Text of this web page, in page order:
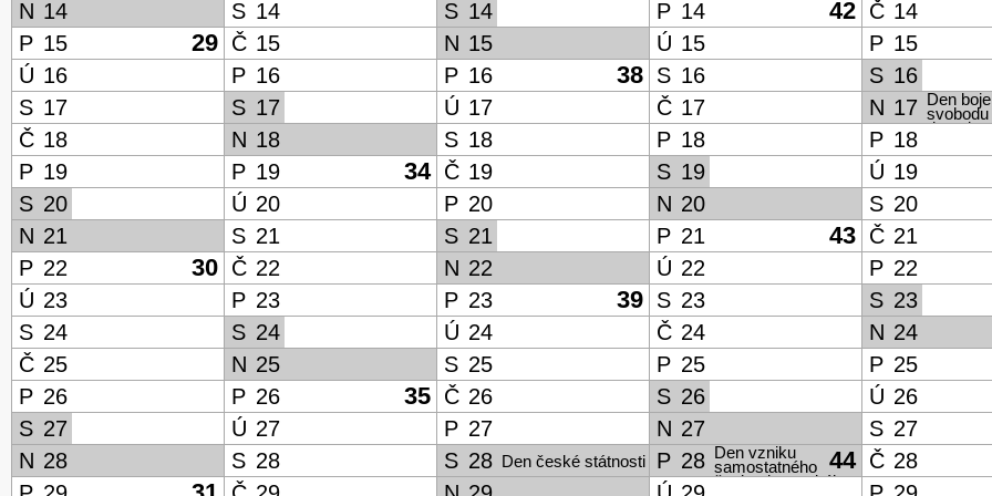
N 14 S 14 S 14 P 14 42 Č 14
P 15 29 Č 15 N 15 Ú 15 P 15
Ú 16 P 16 P 16 38 S 16 S 16
S 17 S 17 Ú 17 Č 17 N 17 Den
svobodu
Č 18 N 18 S 18 P 18 P 18
P 19 P 19 34 Č 19 S 19 Ú 19
S 20 Ú 20 P 20 N 20 S 20
N 21 S 21 S 21 P 21 43 Č 21
P 22 30 Č 22 N 22 Ú 22 P 22
Ú 23 P 23 P 23 39 S 23 S 23
S 24 S 24 Ú 24 Č 24 N 24
Č 25 N 25 S 25 P 25 P 25
P 26 P 26 35 Č 26 S 26 Ú 26
S 27 Ú 27 P 27 N 27 S 27
N 28 S 28 S 28 Den české státnosti P 28 44
Den vzniku
samostatného
československého
Č 28